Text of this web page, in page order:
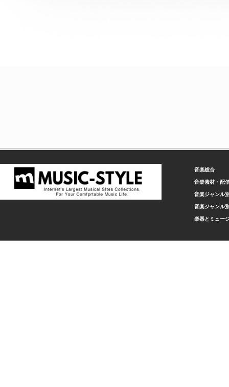
音楽総合
音楽素材・配
音楽ジャンル
音楽ジャンル
楽器とミュー